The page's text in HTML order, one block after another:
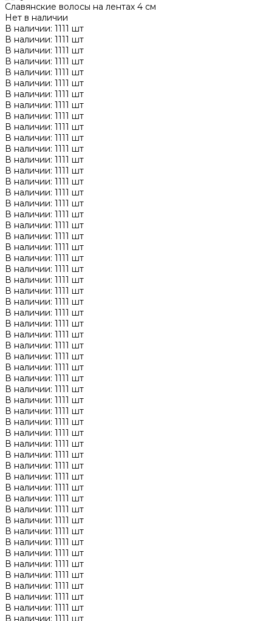
Славянские волосы на лентах 4 см
Нет в наличии
В наличии: 1111 шт
В наличии: 1111 шт
В наличии: 1111 шт
В наличии: 1111 шт
В наличии: 1111 шт
В наличии: 1111 шт
В наличии: 1111 шт
В наличии: 1111 шт
В наличии: 1111 шт
В наличии: 1111 шт
В наличии: 1111 шт
В наличии: 1111 шт
В наличии: 1111 шт
В наличии: 1111 шт
В наличии: 1111 шт
В наличии: 1111 шт
В наличии: 1111 шт
В наличии: 1111 шт
В наличии: 1111 шт
В наличии: 1111 шт
В наличии: 1111 шт
В наличии: 1111 шт
В наличии: 1111 шт
В наличии: 1111 шт
В наличии: 1111 шт
В наличии: 1111 шт
В наличии: 1111 шт
В наличии: 1111 шт
В наличии: 1111 шт
В наличии: 1111 шт
В наличии: 1111 шт
В наличии: 1111 шт
В наличии: 1111 шт
В наличии: 1111 шт
В наличии: 1111 шт
В наличии: 1111 шт
В наличии: 1111 шт
В наличии: 1111 шт
В наличии: 1111 шт
В наличии: 1111 шт
В наличии: 1111 шт
В наличии: 1111 шт
В наличии: 1111 шт
В наличии: 1111 шт
В наличии: 1111 шт
В наличии: 1111 шт
В наличии: 1111 шт
В наличии: 1111 шт
В наличии: 1111 шт
В наличии: 1111 шт
В наличии: 1111 шт
В наличии: 1111 шт
В наличии: 1111 шт
В наличии: 1111 шт
В наличии: 1111 шт